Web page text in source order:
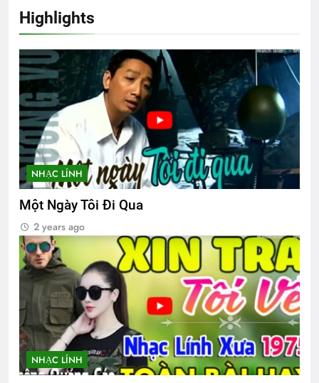
Nhạc lính trước 1975
2 Years Ago
HẠNH PHÚC ĐƠN SƠ
3 Years Ago
Lược ghi các khóa
3 Years Ago
CTBCTY Tập IV chương 44
3 Years Ago
Tinh Hoa Tư Tưởng
3 Years Ago
Highlights
NHẠC LÍNH
Một Ngày Tôi Đi Qua
2 years ago
NHẠC LÍNH